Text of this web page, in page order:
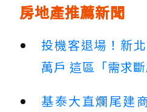
房地產推薦新聞
投機客退場！新
萬戶 這區「需求
基泰大直爛尾建